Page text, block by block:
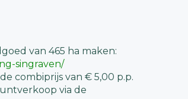
van 465 ha maken:
singraven/
combiprijs van € 5,00 p.p.
via de